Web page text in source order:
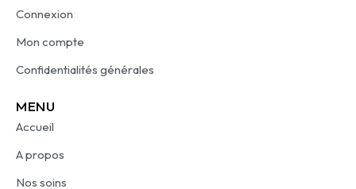
Connexion
Mon compte
Confidentialités générales
MENU
Accueil
A propos
Nos soins